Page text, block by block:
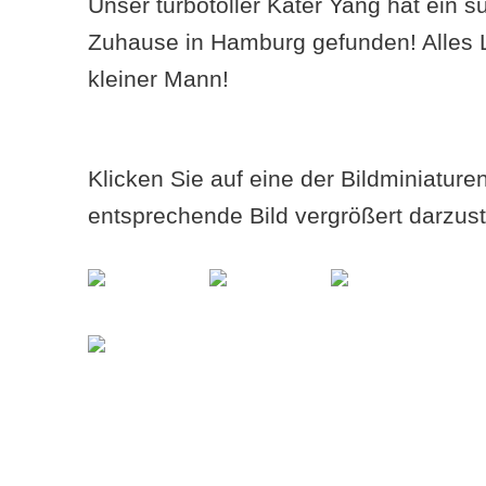
Zuhause in Hamburg gefunden! Alles
kleiner Mann!
Klicken Sie auf eine der
entsprechende Bild vergrößert